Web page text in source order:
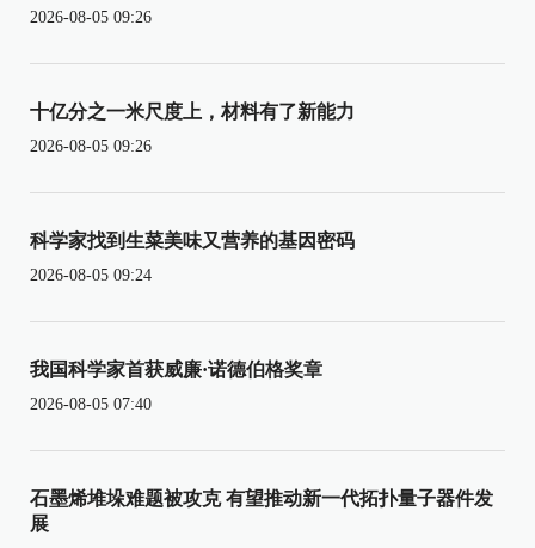
2026-08-05 09:26
十亿分之一米尺度上，材料有了新能力
2026-08-05 09:26
科学家找到生菜美味又营养的基因密码
2026-08-05 09:24
我国科学家首获威廉·诺德伯格奖章
2026-08-05 07:40
石墨烯堆垛难题被攻克 有望推动新一代拓扑量子器件发
展